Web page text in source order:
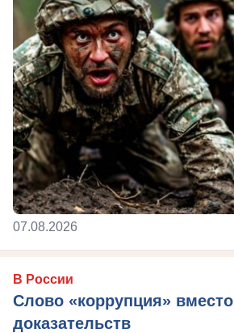
07.08.2026
В России
Слово «коррупция» вместо
доказательств